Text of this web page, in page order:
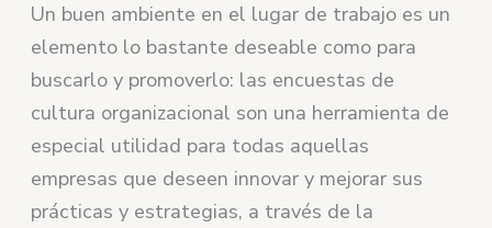
Un buen ambiente en el lugar de trabajo es un
elemento lo bastante deseable como para
buscarlo y promoverlo: las encuestas de
cultura organizacional son una herramienta de
especial utilidad para todas aquellas
empresas que deseen innovar y mejorar sus
prácticas y estrategias, a través de la